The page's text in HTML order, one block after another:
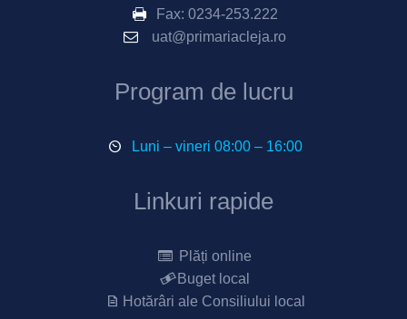
Fax: 0234-253.222
uat@primariacleja.ro
Program de lucru
Luni – vineri 08:00 – 16:00
Linkuri rapide
Plăți online
Buget local
Hotărâri ale Consiliului local